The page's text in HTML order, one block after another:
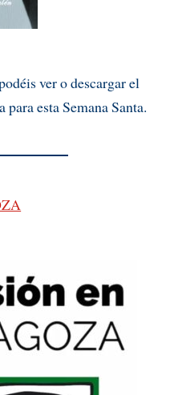
ver o descargar el
esta Semana Santa.